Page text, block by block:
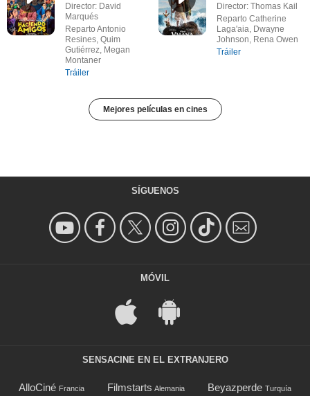
Director: David
Marqués
Reparto Antonio
Resines, Quim
Gutiérrez, Megan
Montaner
Tráiler
Director: Thomas Kail
Reparto Catherine
Laga'aia, Dwayne
Johnson, Rena Owen
Tráiler
Mejores películas en cines
SÍGUENOS
MÓVIL
SENSACINE EN EL EXTRANJERO
AlloCiné Francia Filmstarts Alemania Beyazperde Turquía